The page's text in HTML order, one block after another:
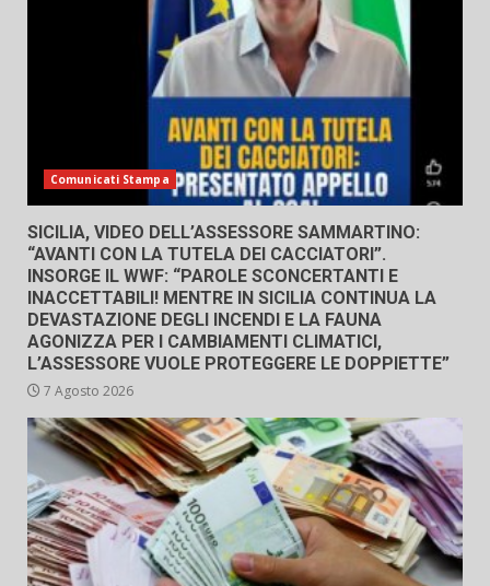
Comunicati Stampa
SICILIA, VIDEO DELL’ASSESSORE SAMMARTINO:
“AVANTI CON LA TUTELA DEI CACCIATORI”.
INSORGE IL WWF: “PAROLE SCONCERTANTI E
INACCETTABILI! MENTRE IN SICILIA CONTINUA LA
DEVASTAZIONE DEGLI INCENDI E LA FAUNA
AGONIZZA PER I CAMBIAMENTI CLIMATICI,
L’ASSESSORE VUOLE PROTEGGERE LE DOPPIETTE”
7 Agosto 2026